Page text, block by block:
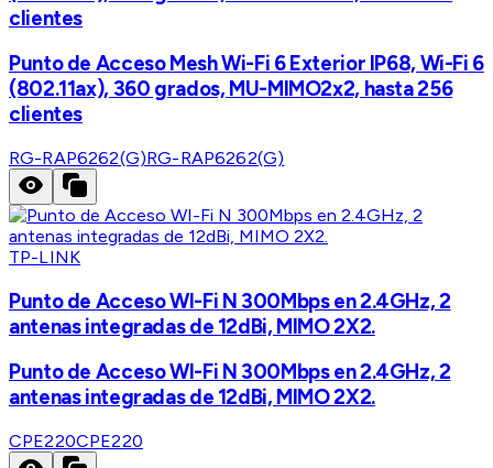
clientes
Punto de Acceso Mesh Wi-Fi 6 Exterior IP68, Wi-Fi 6
(802.11ax), 360 grados, MU-MIMO2x2, hasta 256
clientes
RG-RAP6262(G)RG-RAP6262(G)
TP-LINK
Punto de Acceso WI-Fi N 300Mbps en 2.4GHz, 2
antenas integradas de 12dBi, MIMO 2X2.
Punto de Acceso WI-Fi N 300Mbps en 2.4GHz, 2
antenas integradas de 12dBi, MIMO 2X2.
CPE220CPE220